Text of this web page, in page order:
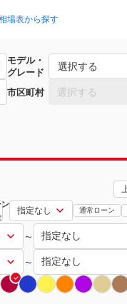
2016年9月~2024年6月（1442）
場表から探す
モデル・
グレード
選択する
市区町村 選択する
ン
通常ローン
～
～